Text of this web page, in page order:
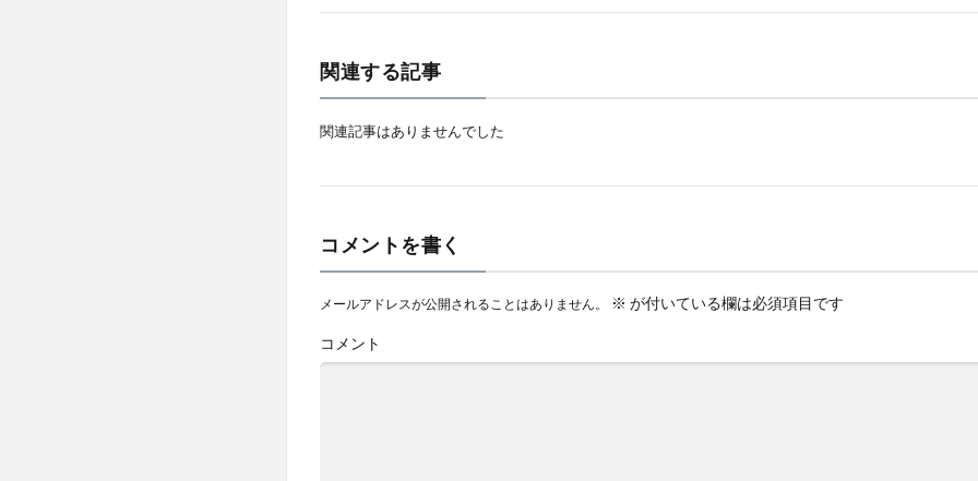
関連する記事
関連記事はありませんでした
コメントを書く
メールアドレスが公開されることはありません。 ※ が付いている欄は必須項目です
コメント